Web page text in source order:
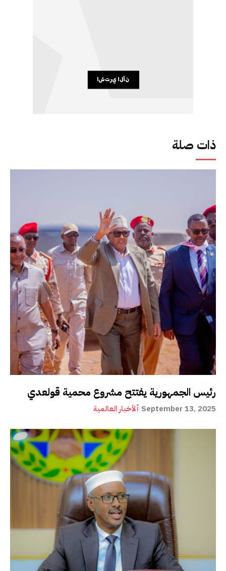
ذات صلة
رئيس الجمهورية يفتتح مشروع محمية قولعدي
ألأخبار العالمية September 13, 2025